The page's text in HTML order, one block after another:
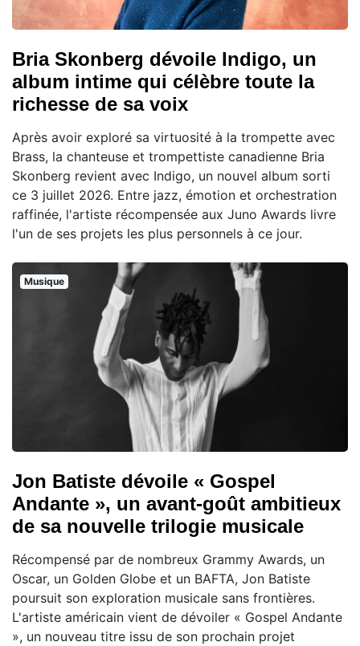
Bria Skonberg dévoile Indigo, un
album intime qui célèbre toute la
richesse de sa voix
Après avoir exploré sa virtuosité à la trompette avec
Brass, la chanteuse et trompettiste canadienne Bria
Skonberg revient avec Indigo, un nouvel album sorti
ce 3 juillet 2026. Entre jazz, émotion et orchestration
raffinée, l'artiste récompensée aux Juno Awards livre
l'un de ses projets les plus personnels à ce jour.
Musique
Jon Batiste dévoile « Gospel
Andante », un avant-goût ambitieux
de sa nouvelle trilogie musicale
Récompensé par de nombreux Grammy Awards, un
Oscar, un Golden Globe et un BAFTA, Jon Batiste
poursuit son exploration musicale sans frontières.
L'artiste américain vient de dévoiler « Gospel Andante
», un nouveau titre issu de son prochain projet